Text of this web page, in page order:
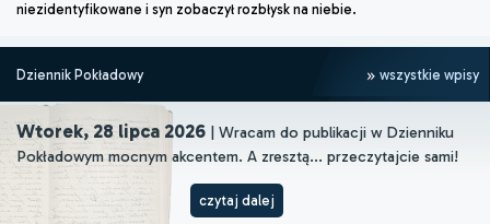
niezidentyfikowane i syn zobaczył rozbłysk na niebie.
Dziennik Pokładowy wszystkie wpisy
Wtorek, 28 lipca 2026 | Wracam do publikacji w Dzienniku
Pokładowym mocnym akcentem. A zresztą... przeczytajcie sami!
czytaj dalej